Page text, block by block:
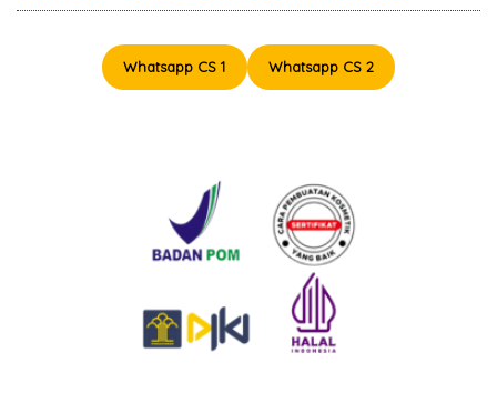
Whatsapp CS 1 Whatsapp CS 2